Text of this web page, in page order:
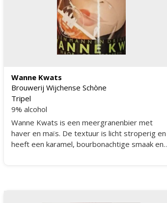
Wanne Kwats
Brouwerij Wijchense Schòne
Tripel
9% alcohol
Wanne Kwats is een meergranenbier met
haver en maïs. De textuur is licht stroperig en
heeft een karamel, bourbonachtige smaak en